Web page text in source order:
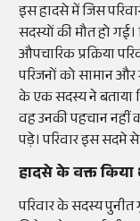
इस हादसे में जिस
सदस्यों की मौत हो
औपचारिक प्रक्रिया
परिजनों को सामान
के एक सदस्य ने बताया
वह उनकी पहचान
पड़े। परिवार इस सदमे से
हादसे के वक्त किया
परिवार के सदस्य